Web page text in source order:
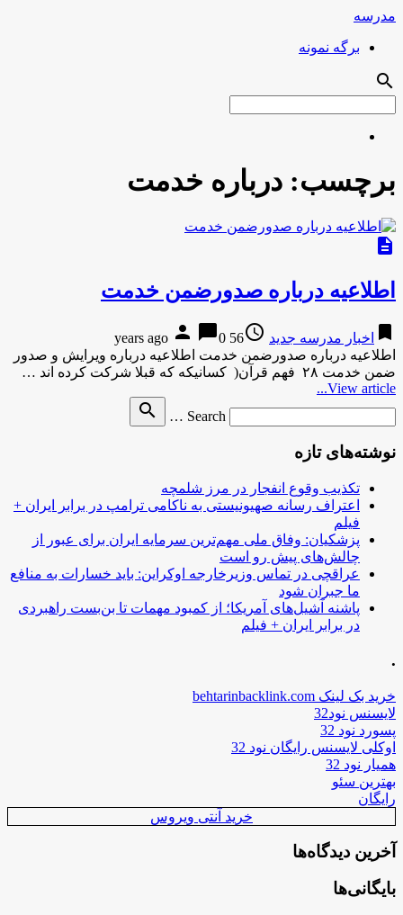
مدرسه
برگه نمونه
search
برچسب: درباره خدمت
description
اطلاعیه درباره صدورضمن خدمت
bookmark اخبار مدرسه جدید access_time
56 years ago
person chat_bubble0
اطلاعیه درباره صدورضمن خدمت اطلاعیه درباره ویرایش و صدور
ضمن خدمت ۲۸ فهم قرآن( کسانیکه که قبلا شرکت کرده اند …
View article...
Search …
search
نوشته‌های تازه
تکذیب وقوع انفجار در مرز شلمچه
اعتراف رسانه صهیونیستی به ناکامی ترامپ در برابر ایران +
فیلم
پزشکیان: وفاق ملی مهم‌ترین سرمایه ایران برای عبور از
چالش‌های پیش رو است
عراقچی در تماس وزیرخارجه اوکراین: باید خسارات به منافع
ما جبران شود
پاشنه آشیل‌های آمریکا؛ از کمبود مهمات تا بن‌بست راهبردی
در برابر ایران + فیلم
.
خرید بک لینک behtarinbacklink.com
لایسنس نود32
پسورد نود 32
اوکلی لایسنس رایگان نود 32
همیار نود 32
بهترین سئو
رایگان
خرید آنتی ویروس
آخرین دیدگاه‌ها
بایگانی‌ها